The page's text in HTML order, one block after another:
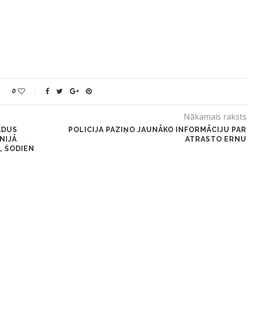
0
ŠODIEN
Nākamais raksts
POLICIJA PAZIŅO JAUNĀKO INFORMĀCIJU PAR
ATRASTO ERNU